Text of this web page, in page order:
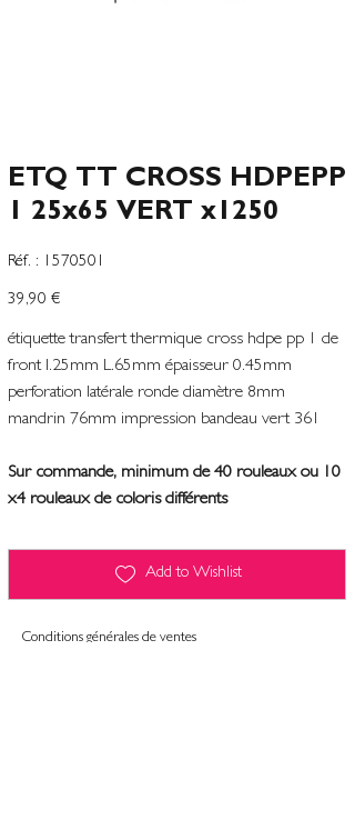
ETQ TT CROSS HDPEPP
1 25x65 VERT x1250
Réf. :
SKU
1570501
1570501
Preço
39,90 €
étiquette transfert thermique cross hdpe pp 1 de
front l.25mm L.65mm épaisseur 0.45mm
perforation latérale ronde diamètre 8mm
mandrin 76mm impression bandeau vert 361
Sur commande, minimum de 40 rouleaux ou 10
x4 rouleaux de coloris différents
Add to Wishlist
Conditions générales de ventes